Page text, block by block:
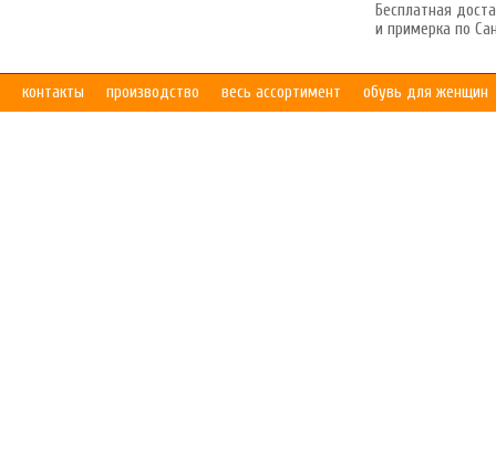
Бесплатная
и примерка по
контакты производство весь ассортимент обувь для женщин